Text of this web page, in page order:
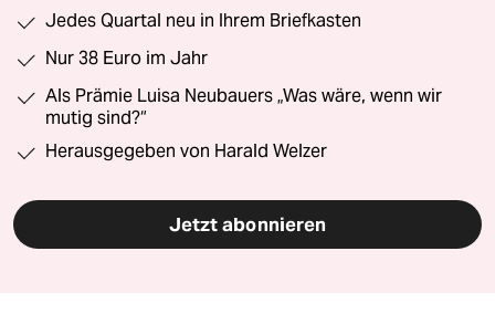
Jedes Quartal neu in Ihrem Briefkasten
Nur 38 Euro im Jahr
Als Prämie Luisa Neubauers „Was wäre, wenn wir
mutig sind?“
Herausgegeben von Harald Welzer
Jetzt abonnieren